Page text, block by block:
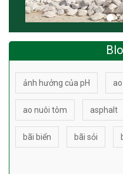
ảnh hưởng của pH
ao nuôi tôm asphalt
bãi biển bãi sỏi